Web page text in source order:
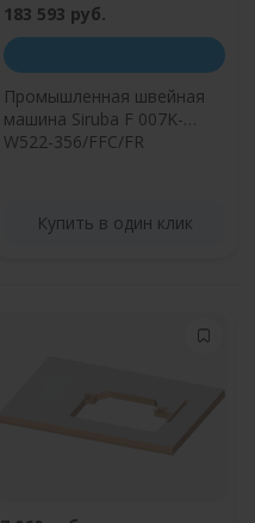
183 593 руб.
Промышленная швейная
машина Siruba F 007K-
W522-356/FFC/FR
Купить в один клик